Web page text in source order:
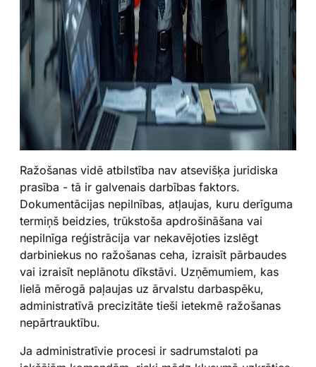
Ražošanas vidē atbilstība nav atsevišķa juridiska
prasība - tā ir galvenais darbības faktors.
Dokumentācijas nepilnības, atļaujas, kuru derīguma
termiņš beidzies, trūkstoša apdrošināšana vai
nepilnīga reģistrācija var nekavējoties izslēgt
darbiniekus no ražošanas ceha, izraisīt pārbaudes
vai izraisīt neplānotu dīkstāvi. Uzņēmumiem, kas
lielā mērogā paļaujas uz ārvalstu darbaspēku,
administratīvā precizitāte tieši ietekmē ražošanas
nepārtrauktību.
Ja administratīvie procesi ir sadrumstaloti pa